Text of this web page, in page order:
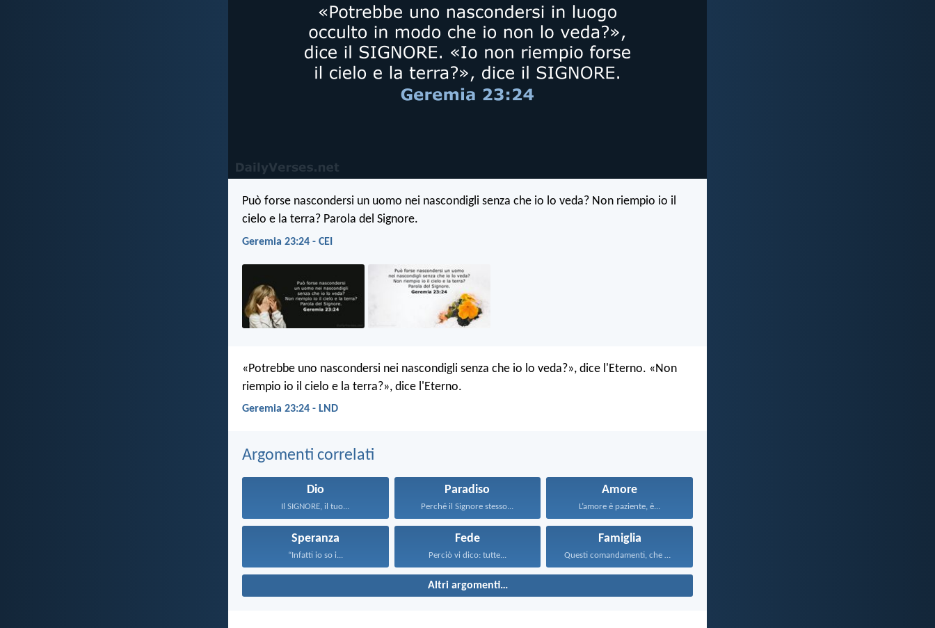
Può forse nascondersi un uomo nei nascondigli senza che io lo veda? Non riempio io il
cielo e la terra? Parola del Signore.
Geremia 23:24 - CEI
«Potrebbe uno nascondersi nei nascondigli senza che io lo veda?», dice l'Eterno. «Non
riempio io il cielo e la terra?», dice l'Eterno.
Geremia 23:24 - LND
Argomenti correlati
Dio
Il SIGNORE, il tuo...
Paradiso
Perché il Signore stesso...
Amore
L’amore è paziente, è...
Speranza
“Infatti io so i...
Fede
Perciò vi dico: tutte...
Famiglia
Questi comandamenti, che oggi...
Altri argomenti…